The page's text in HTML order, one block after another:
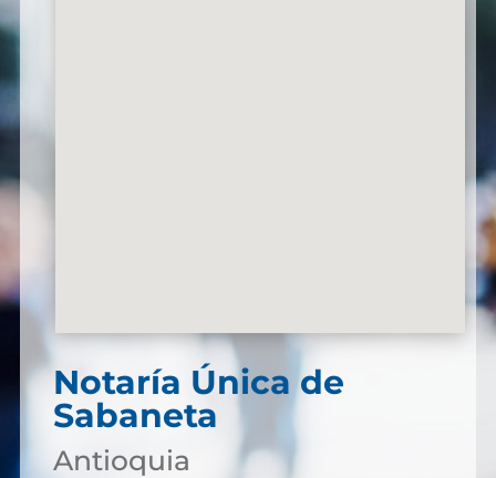
Notaría Única de
Sabaneta
Antioquia